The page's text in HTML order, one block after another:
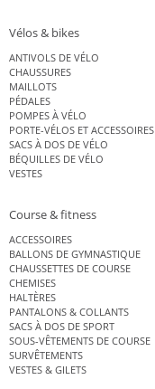
Vélos & bikes
ANTIVOLS DE VÉLO
CHAUSSURES
MAILLOTS
PÉDALES
POMPES À VÉLO
PORTE-VÉLOS ET ACCESSOIRES
SACS À DOS DE VÉLO
BÉQUILLES DE VÉLO
VESTES
Course & fitness
ACCESSOIRES
BALLONS DE GYMNASTIQUE
CHAUSSETTES DE COURSE
CHEMISES
HALTÈRES
PANTALONS & COLLANTS
SACS À DOS DE SPORT
SOUS-VÊTEMENTS DE COURSE
SURVÊTEMENTS
VESTES & GILETS